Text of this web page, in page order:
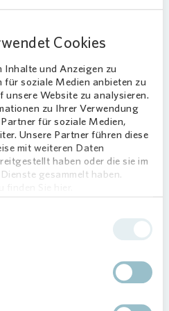
Cookies
Inhalte und Anzeigen zu
für soziale Medien anbieten zu
Website zu analysieren.
zu Ihrer Verwendung
für soziale Medien,
Unsere Partner führen diese
mit weiteren Daten
haben oder die sie im
gesammelt haben.
Unternehmen, das
von Heizungsanlagen
Energie- und
Durch den Einsatz
Technologie bietet
und
Konnektivität, die es
Fernwärmestationen
zu integrieren. Der
und präzise
Portal, welches
Servern verarbeitet,